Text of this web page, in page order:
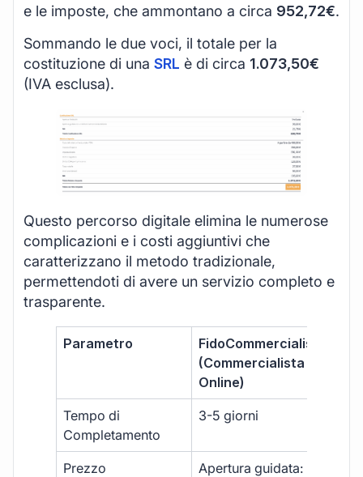
e le imposte, che ammontano a circa 952,72€.
Sommando le due voci, il totale per la
costituzione di una SRL è di circa 1.073,50€
(IVA esclusa).
Questo percorso digitale elimina le numerose
complicazioni e i costi aggiuntivi che
caratterizzano il metodo tradizionale,
permettendoti di avere un servizio completo e
trasparente.
Parametro
FidoCommercialista
(Commercialista
Online)
Tempo di
Completamento
3-5 giorni
Prezzo
Apertura guidata: